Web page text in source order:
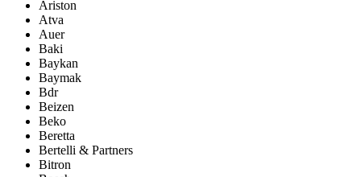
Ariston
Atva
Auer
Baki
Baykan
Baymak
Bdr
Beizen
Beko
Beretta
Bertelli & Partners
Bitron